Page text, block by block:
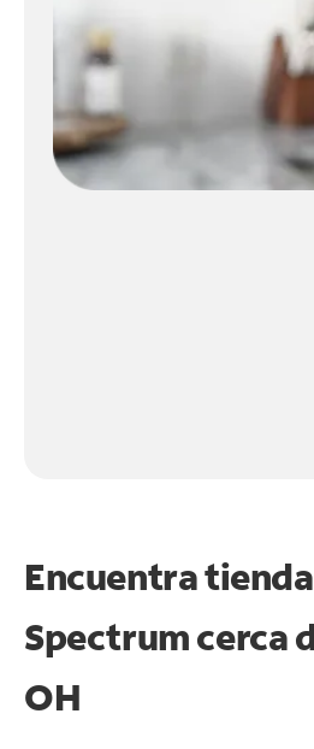
Encuentra
Spectrum cerca
OH